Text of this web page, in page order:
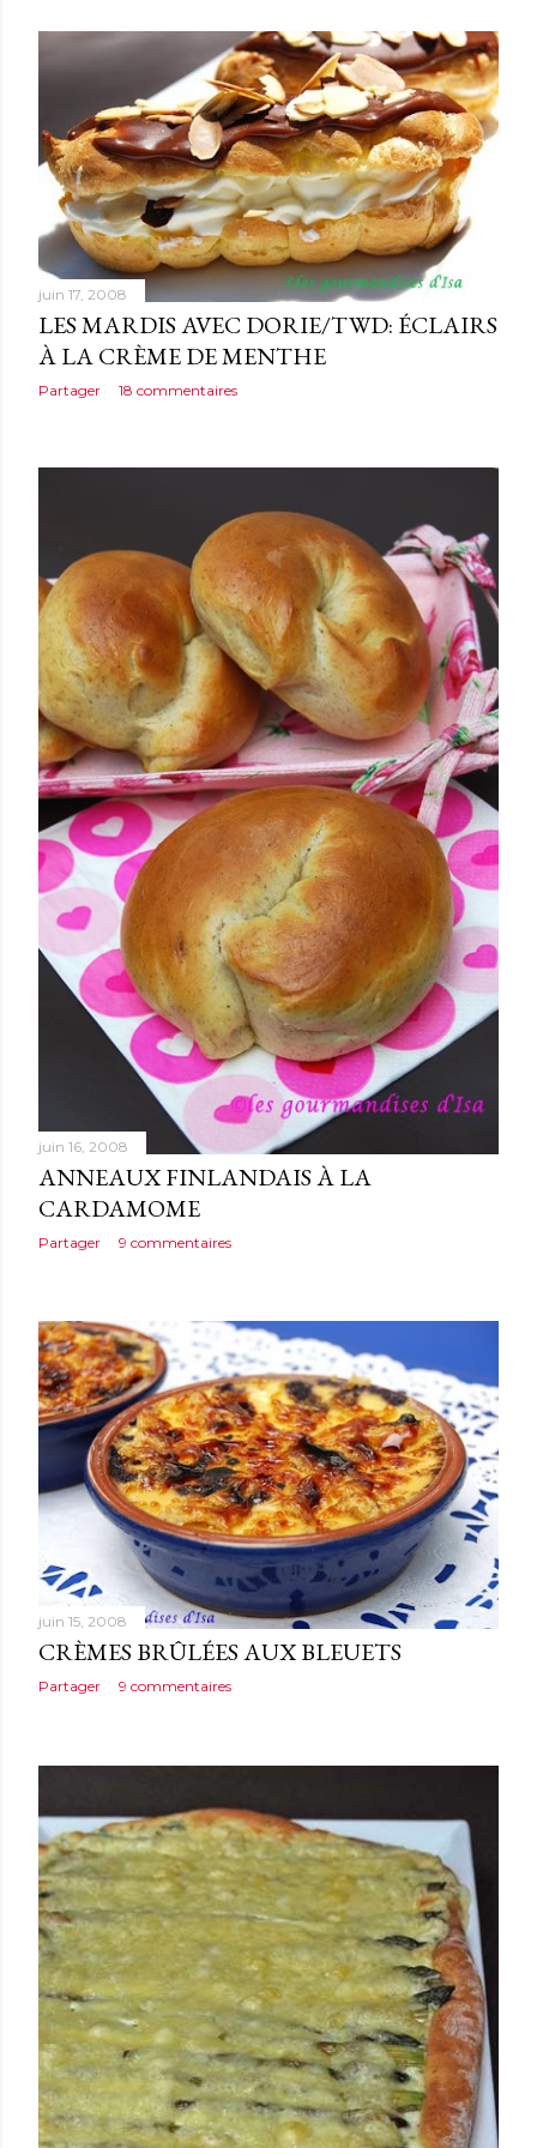
juin 17, 2008
LES MARDIS AVEC DORIE/TWD: ÉCLAIRS
À LA CRÈME DE MENTHE
Partager 18 commentaires
juin 16, 2008
ANNEAUX FINLANDAIS À LA
CARDAMOME
Partager 9 commentaires
juin 15, 2008
CRÈMES BRÛLÉES AUX BLEUETS
Partager 9 commentaires